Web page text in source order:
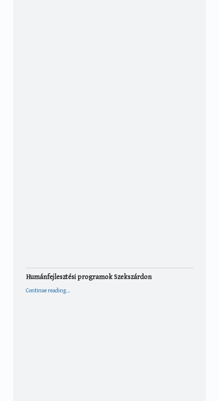
Humánfejlesztési programok Szekszárdon
Continue reading…